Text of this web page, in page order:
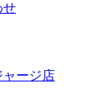
せ
ャージ店